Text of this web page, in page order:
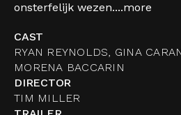
onsterfelijk wezen....more
CAST
RYAN REYNOLDS, GINA
MORENA BACCARIN
DIRECTOR
TIM MILLER